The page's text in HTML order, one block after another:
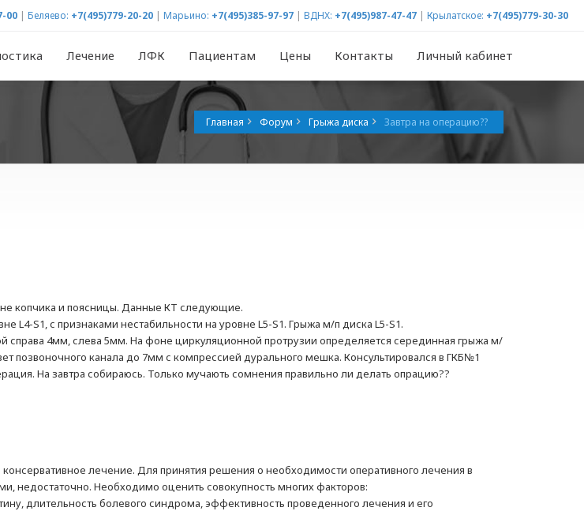
00 | Беляево: +7(495)779-20-20 | Марьино: +7(495)385-97-97 | ВДНХ: +7(495)987-47-47 | Крылатское: +7(495)779-30-30
Лечение ЛФК Пациентам Цены Контакты Личный кабинет
Главная Форум Грыжа диска Завтра на операцию??
копчика и поясницы. Данные КТ следующие.
L4-S1, с признаками нестабильности на уровне L5-S1. Грыжа м/п диска L5-S1.
4мм, слева 5мм. На фоне циркуляционной протрузии определяется серединная грыжа м/
позвоночного канала до 7мм с компрессией дурального мешка. Консультировался в ГКБ№1
На завтра собираюсь. Только мучають сомнения правильно ли делать опрацию??
лечение. Для принятия решения о необходимости оперативного лечения в
недостаточно. Необходимо оценить совокупность многих факторов:
длительность болевого синдрома, эффективность проведенного лечения и его